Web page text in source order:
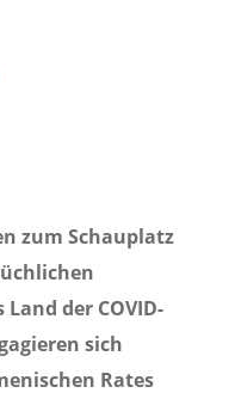
zum Schauplatz
der COVID-
sich
Rates